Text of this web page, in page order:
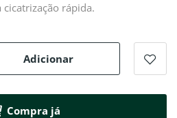
rápida.
Adicionar
Compra já